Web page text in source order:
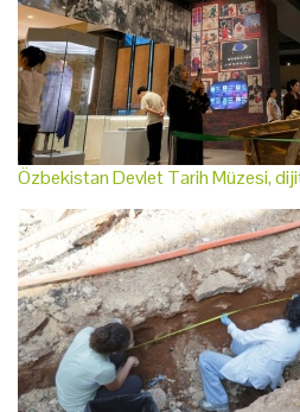
Özbekistan Devlet Tarih Müzesi,